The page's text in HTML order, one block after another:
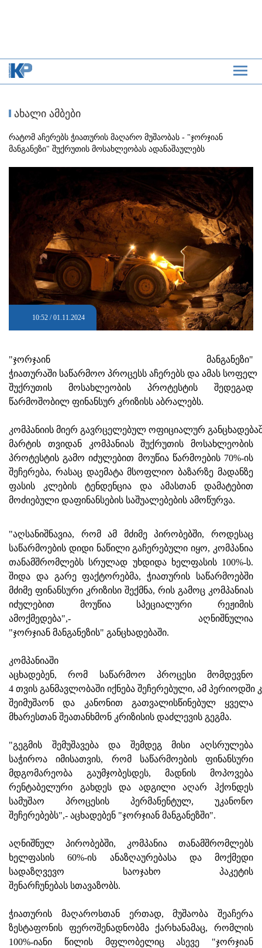
ახალი ამბები
რატომ აჩერებს ჭიათურის მაღარო მუშაობას - "ჯორჯიან
მანგანეზი" შუქრუთის მოსახლეობას ადანაშაულებს
10:52 / 01.11.2024
"ჯორჯაინ მანგანეზი"
ჭიათურაში საწარმოო პროცესს აჩერებს და ამას სოფელ
შუქრუთის მოსახლეობის პროტესტის შედეგად
წარმოშობილ ფინანსურ კრიზისს აბრალებს.
კომპანიის მიერ გავრცელებულ ოფიციალურ
მარტის თვიდან კომპანიას შუქრუთის მოსახლეობის
პროტესტის გამო იძულებით მოუწია წარმოების 70%-ის
შეჩერება, რასაც დაემატა მსოფლიო ბაზარზე მადანზე
ფასის კლების ტენდენცია და ამასთან დამატებით
მოძიებული დაფინანსების საშუალებების ამოწურვა.
"აღსანიშნავია, რომ ამ მძიმე პირობებში, როდესაც
საწარმოების დიდი ნაწილი გაჩერებული იყო, კომპანია
თანამშრომლებს სრულად უხდიდა ხელფასის 100%-ს.
შიდა და გარე ფაქტორებმა, ჭიათურის საწარმოებში
მძიმე ფინანსური კრიზისი შექმნა, რის გამოც კომპანიას
იძულებით მოუწია სპეციალური რეჟიმის
ამოქმედება",- აღნიშნულია
"ჯორჯიან მანგანეზის" განცხადებაში.
კომპანიაში
აცხადებენ, რომ საწარმოო პროცესი მომდევნო
4 თვის განმავლობაში იქნება შეჩერებული, ამ პერიოდში
შეიმუშაონ და კანონით გათვალისწინებულ ყველა
მხარესთან შეათანხმონ კრიზისის დაძლევის გეგმა.
"გეგმის შემუშავება და შემდეგ მისი აღსრულება
საჭიროა იმისათვის, რომ საწარმოების ფინანსური
მდგომარეობა გაუმჯობესდეს, მადნის მოპოვება
რენტაბელური გახდეს და ადგილი აღარ ჰქონდეს
სამუშაო პროცესის პერმანენტულ, უკანონო
შეჩერებებს",- აცხადებენ "ჯორჯიან მანგანეზში".
აღნიშნულ პირობებში, კომპანია თანამშრომლებს
ხელფასის 60%-ის ანაზღაურებასა და მოქმედი
სადაზღვევო საოჯახო პაკეტის
შენარჩუნებას სთავაზობს.
ჭიათურის მაღაროსთან ერთად, მუშაობა შეაჩერა
ზესტაფონის ფეროშენადნობმა ქარხანამაც, რომლის
100%-იანი წილის მფლობელიც ასევე "ჯორჯიან